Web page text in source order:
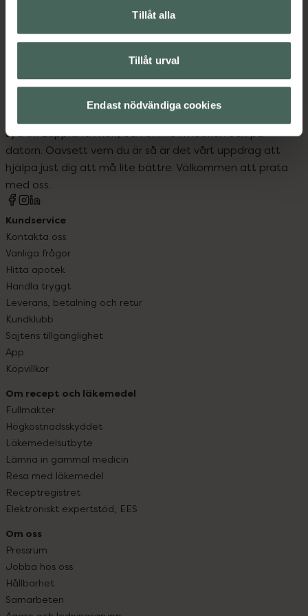
Tillåt alla
Tillåt urval
Endast nödvändiga cookies
Kronans Apotek finns här för dig. Du hittar oss från Skåne i
syd till Lappland i norr, och online i mobilen och på
datorn. Oavsett vem du är så är det vårt uppdrag att
hjälpa just dig att må lite bättre. Välkommen att prata
med oss.
Kundservice
Kontakta oss
Vanliga frågor
Hitta apotek
Handla tryggt
Leverans, betalning och retur
Kundklubb
Sajtens tillgänglighet
App
Köpvillkor
Om recept och läkemedel
Fullmakter
Högkostnadsskyddet
Läkemedelsutbyte
Lämna in gammal medicin
Resa med läkemedel
Receptregistret
Elektroniskt expertstöd, EES
Om oss
Pressrum
Jobba hos oss
Hållbarhet
Samarbeten